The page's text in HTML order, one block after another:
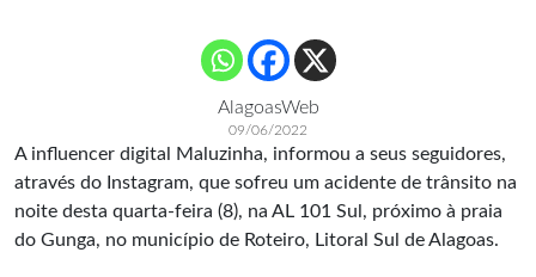
AlagoasWeb
09/06/2022
A influencer digital Maluzinha, informou a seus seguidores,
através do Instagram, que sofreu um acidente de trânsito na
noite desta quarta-feira (8), na AL 101 Sul, próximo à praia
do Gunga, no município de Roteiro, Litoral Sul de Alagoas.